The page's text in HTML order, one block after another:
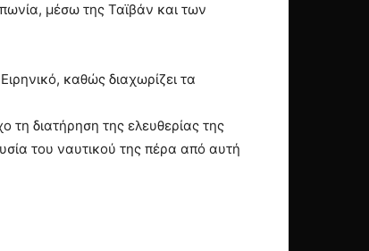
μέσω της Ταϊβάν και των
καθώς διαχωρίζει τα
τη διατήρηση της ελευθερίας της
του ναυτικού της πέρα από αυτή